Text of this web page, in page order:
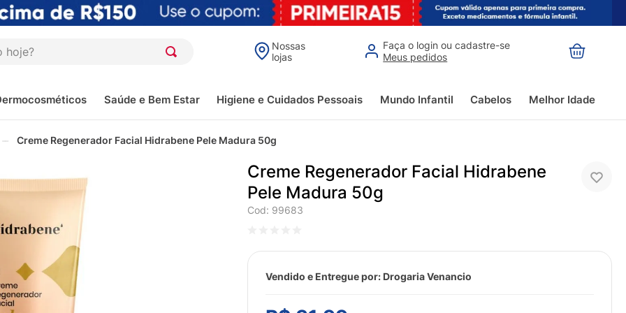
Nossas
lojas
Faça o login ou cadastre-se
Meus pedidos
Saúde e Bem Estar Higiene e Cuidados Pessoais Mundo Infantil Cabelos Melhor Idade
Creme Regenerador Facial Hidrabene Pele Madura 50g
Creme Regenerador Facial Hidrabene
Pele Madura 50g
Cod: 99683
Vendido e Entregue por: Drogaria Venancio